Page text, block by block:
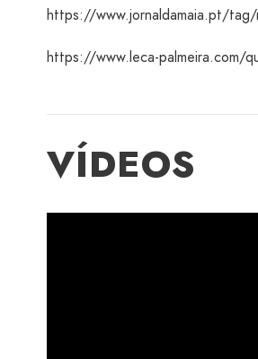
https://www.jornaldamaia.pt/
https://www.leca-palmeira.com/
VÍDEOS